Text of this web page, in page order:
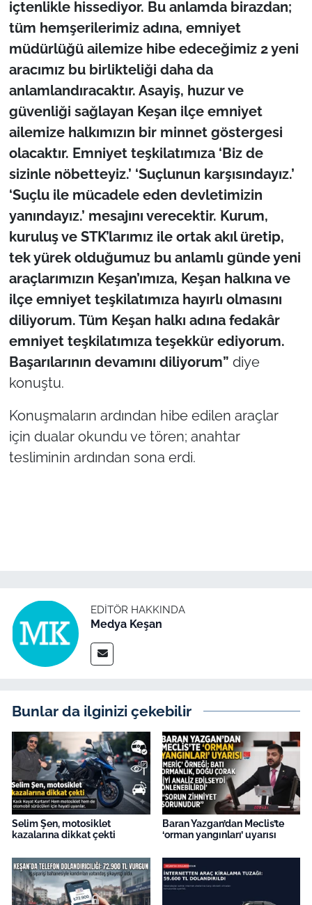
içtenlikle hissediyor. Bu anlamda birazdan;
tüm hemşerilerimiz adına, emniyet
müdürlüğü ailemize hibe edeceğimiz 2 yeni
aracımız bu birlikteliği daha da
anlamlandıracaktır. Asayiş, huzur ve
güvenliği sağlayan Keşan ilçe emniyet
ailemize halkımızın bir minnet göstergesi
olacaktır. Emniyet teşkilatımıza ‘Biz de
sizinle nöbetteyiz.’ ‘Suçlunun karşısındayız.’
‘Suçlu ile mücadele eden devletimizin
yanındayız.’ mesajını verecektir. Kurum,
kuruluş ve STK’larımız ile ortak akıl üretip,
tek yürek olduğumuz bu anlamlı günde yeni
araçlarımızın Keşan’ımıza, Keşan halkına ve
ilçe emniyet teşkilatımıza hayırlı olmasını
diliyorum. Tüm Keşan halkı adına fedakâr
emniyet teşkilatımıza teşekkür ediyorum.
Başarılarının devamını diliyorum” diye
konuştu.
Konuşmaların ardından hibe edilen araçlar
için dualar okundu ve tören; anahtar
tesliminin ardından sona erdi.
EDITÖR HAKKINDA
Medya Keşan
Bunlar da ilginizi çekebilir
Selim Şen, motosiklet
kazalarına dikkat çekti
Baran Yazgan’dan Meclis’te
‘orman yangınları’ uyarısı